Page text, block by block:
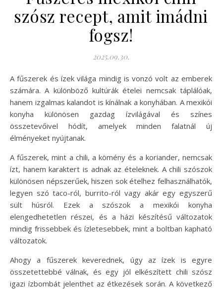
szósz recept, amit imádni
fogsz!
2025.09.30.
A fűszerek és ízek világa mindig is vonzó volt az emberek
számára. A különböző kultúrák ételei nemcsak táplálóak,
hanem izgalmas kalandot is kínálnak a konyhában. A mexikói
konyha különösen gazdag ízvilágával és színes
összetevőivel hódít, amelyek minden falatnál új
élményeket nyújtanak.
A fűszerek, mint a chili, a kömény és a koriander, nemcsak
ízt, hanem karaktert is adnak az ételeknek. A chili szószok
különösen népszerűek, hiszen sok ételhez felhasználhatók,
legyen szó taco-ról, burrito-ról vagy akár egy egyszerű
sült húsról. Ezek a szószok a mexikói konyha
elengedhetetlen részei, és a házi készítésű változatok
mindig frissebbek és ízletesebbek, mint a boltban kapható
változatok.
Ahogy a fűszerek keverednek, úgy az ízek is egyre
összetettebbé válnak, és egy jól elkészített chili szósz
igazi ízbombát jelenthet az étkezések során. A következő